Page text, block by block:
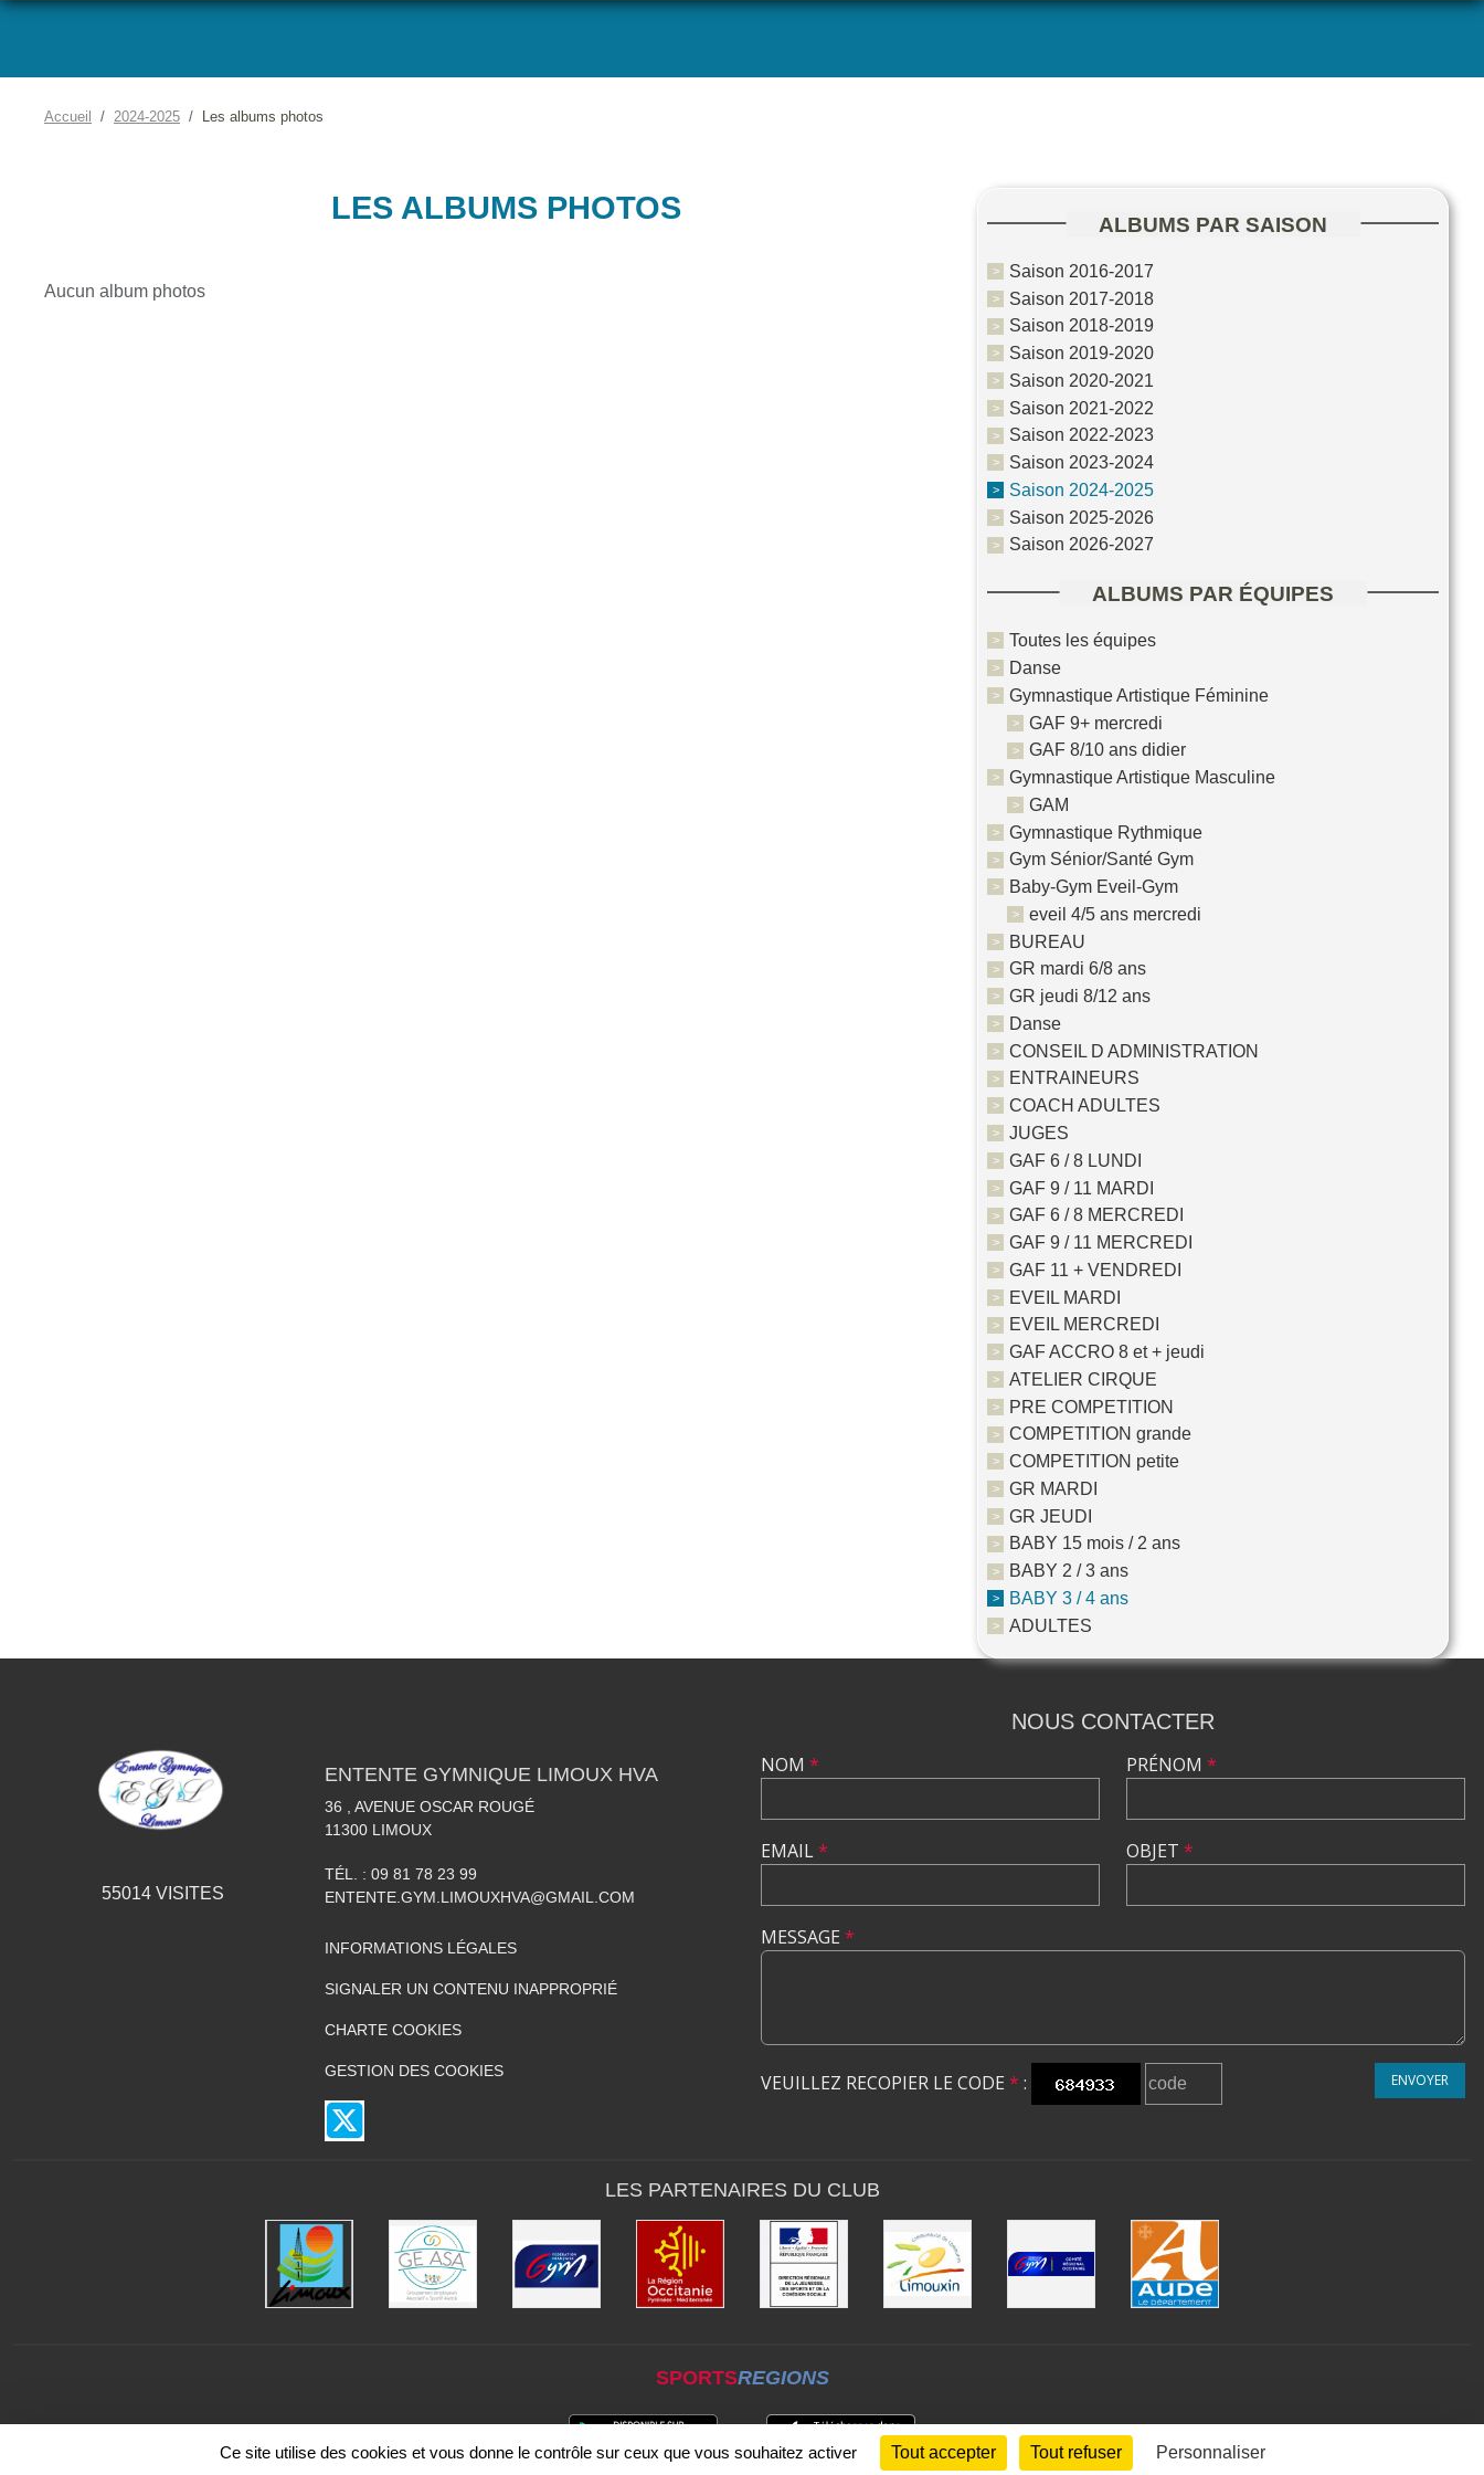
Accueil 2024-2025 Les albums photos
LES ALBUMS PHOTOS
Aucun album photos
ALBUMS PAR SAISON
Saison 2016-2017
Saison 2017-2018
Saison 2018-2019
Saison 2019-2020
Saison 2020-2021
Saison 2021-2022
Saison 2022-2023
Saison 2023-2024
Saison 2024-2025
Saison 2025-2026
Saison 2026-2027
ALBUMS PAR ÉQUIPES
Toutes les équipes
Danse
Gymnastique Artistique Féminine
GAF 9+ mercredi
GAF 8/10 ans didier
Gymnastique Artistique Masculine
GAM
Gymnastique Rythmique
Gym Sénior/Santé Gym
Baby-Gym Eveil-Gym
eveil 4/5 ans mercredi
BUREAU
GR mardi 6/8 ans
GR jeudi 8/12 ans
Danse
CONSEIL D ADMINISTRATION
ENTRAINEURS
COACH ADULTES
JUGES
GAF 6 / 8 LUNDI
GAF 9 / 11 MARDI
GAF 6 / 8 MERCREDI
GAF 9 / 11 MERCREDI
GAF 11 + VENDREDI
EVEIL MARDI
EVEIL MERCREDI
GAF ACCRO 8 et + jeudi
ATELIER CIRQUE
PRE COMPETITION
COMPETITION grande
COMPETITION petite
GR MARDI
GR JEUDI
BABY 15 mois / 2 ans
BABY 2 / 3 ans
BABY 3 / 4 ans
ADULTES
55014VISITES
ENTENTE GYMNIQUE LIMOUX HVA
36 , AVENUE OSCAR ROUGÉ
11300 LIMOUX
TÉL. : 09 81 78 23 99
ENTENTE.GYM.LIMOUXHVA@GMAIL.COM
INFORMATIONS LÉGALES
SIGNALER UN CONTENU INAPPROPRIÉ
CHARTE COOKIES
GESTION DES COOKIES
NOUS CONTACTER
NOM *
EMAIL*
PRÉNOM *
OBJET *
MESSAGE *
VEUILLEZ RECOPIER LE CODE * : ENVOYER
LES PARTENAIRES DU CLUB
SPORTSREGIONS
Ce site utilise des cookies et vous donne le contrôle sur ceux que vous souhaitez activer Tout accepter Tout refuser Personnaliser